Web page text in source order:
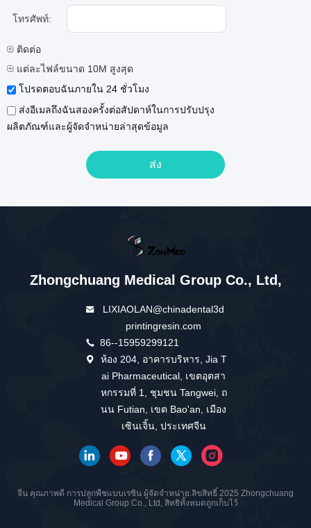
โทรศัพท์:
ติดต่อ
แต่ละไฟล์ขนาด 10M สูงสุด
โปรดตอบฉันภายใน 24 ชั่วโมง
ส่งอีเมลถึงฉันสองครั้งต่อสัปดาห์ในการปรับปรุง
ผลิตภัณฑ์และผู้จัดจำหน่ายล่าสุดข้อมูล
Zhongchuang Medical Group Co., Ltd,
LIXIAOLAN@chinadental3d
printingresin.com
86--15959299121
ห้อง 204, อาคารบริหาร, Jia T
ai Pharmaceutical, เขตอุตสา
หกรรมที่ 1, ชุมชน Tangwei, ถ
นน Futian, เขต Bao'an, เมือง
เซินเจิ้น, ประเทศจีน
จีน คุณภาพดี การปลูกพืชแบบเรซิน ผู้จัดจําหน่าย.ลิขสิทธิ์ 2025 Zhongchuang
Medical Group Co., Ltd, สิทธิทั้งหมดถูกเก็บไว้